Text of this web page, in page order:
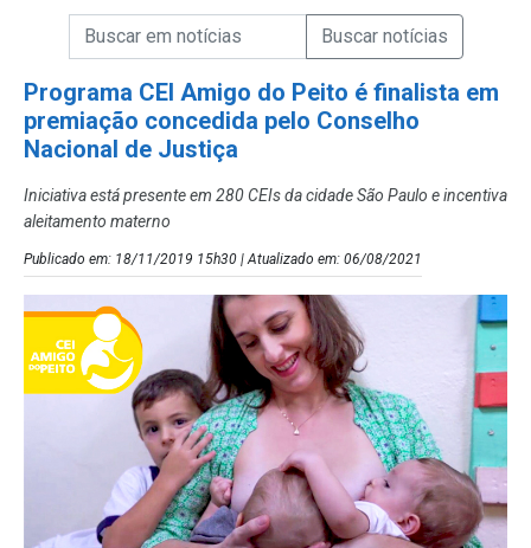
Campo de Busca de Notícias
Campo de Busca de informaçõesEnviar a Busca de Notícias
Programa CEI Amigo do Peito é finalista em
premiação concedida pelo Conselho
Nacional de Justiça
Iniciativa está presente em 280 CEIs da cidade São Paulo e incentiva
aleitamento materno
Publicado em: 18/11/2019 15h30 | Atualizado em: 06/08/2021